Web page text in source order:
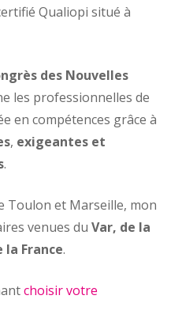
Qualiopi situé à
des Nouvelles
les professionnelles de
en compétences grâce à
, exigeantes et
.
Toulon et Marseille, mon
venues du Var, de la
France.
choisir votre